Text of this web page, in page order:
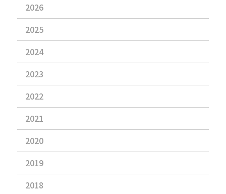
2026
2025
2024
2023
2022
2021
2020
2019
2018